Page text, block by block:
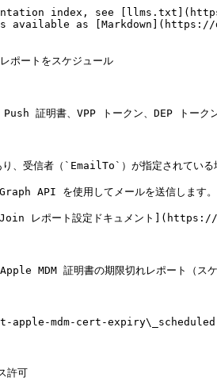
index, see
available as [Markdown](https://
ポートをスケジュール
書、VPP トークン、DEP トークンの
り、受信者（`EmailTo`）が指定されて
API を使用してメールを送信します。
レポート設定ドキュメント
証明書の期限切れレポート（スケ
mdm-cert-expiry\_scheduled
許可